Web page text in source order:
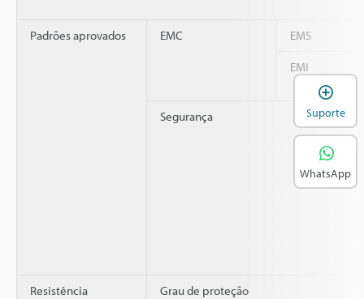
Padrões aprovados EMC EMS
EMI
Segurança
Resistência
Grau de proteção
Suporte
WhatsApp